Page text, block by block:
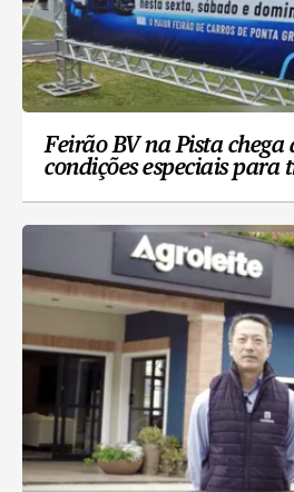
Feirão BV na Pista chega
condições especiais para